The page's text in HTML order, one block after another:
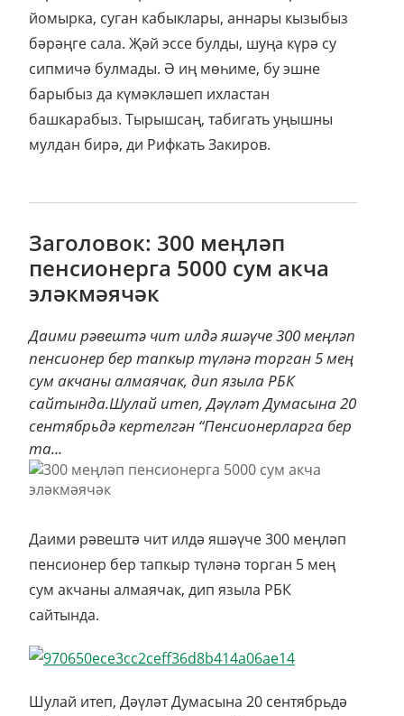
йомырка, суган кабыклары, аннары кызыбыз
бәрәңге сала. Җәй эссе булды, шуңа күрә су
сипмичә булмады. Ә иң мөһиме, бу эшне
барыбыз да күмәкләшеп ихластан
башкарабыз. Тырышсаң, табигать уңышны
мулдан бирә, ди Рифкать Закиров.
Заголовок: 300 меңләп
пенсионерга 5000 сум акча
эләкмәячәк
Даими рәвештә чит илдә яшәүче 300 меңләп
пенсионер бер тапкыр түләнә торган 5 мең
сум акчаны алмаячак, дип языла РБК
сайтында.Шулай итеп, Дәүләт Думасына 20
сентябрьдә кертелгән “Пенсионерларга бер
та...
Даими рәвештә чит илдә яшәүче 300 меңләп
пенсионер бер тапкыр түләнә торган 5 мең
сум акчаны алмаячак, дип языла РБК
сайтында.
Шулай итеп, Дәүләт Думасына 20 сентябрьдә